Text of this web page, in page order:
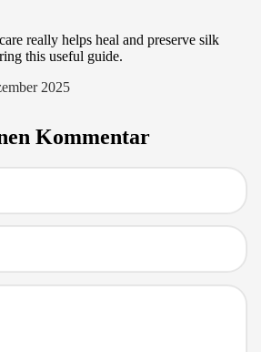
really helps heal and preserve silk
this useful guide.
2025
Kommentar